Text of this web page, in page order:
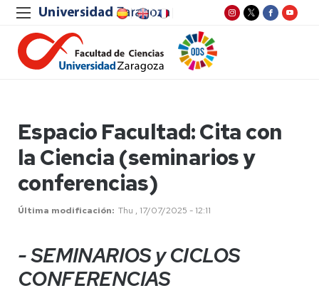
Espacio Facultad: Cita con
la Ciencia (seminarios y
conferencias)
Última modificación Thu , 17/07/2025 - 12:11
- SEMINARIOS y CICLOS
CONFERENCIAS